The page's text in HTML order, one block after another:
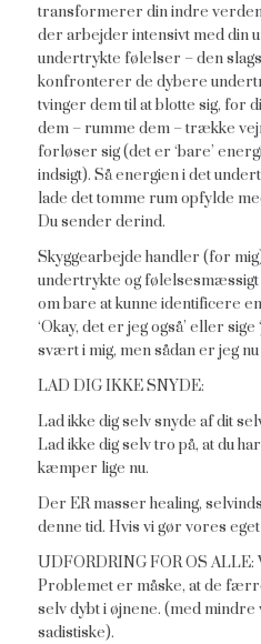
transformerer din indre
der arbejder intensivt med din
undertrykte følelser – den
konfronterer de dybere
tvinger dem til at blotte sig, for
dem – rumme dem – trække
forløser sig (det er ‘bare’
indsigt). Så energien i det
lade det tomme rum opfylde
Du sender derind.
Skyggearbejde handler (for
undertrykte og
om bare at kunne identificere
‘Okay, det er jeg også’ eller
svært i mig, men sådan er jeg nu
LAD DIG IKKE SNYDE:
Lad ikke dig selv snyde af dit
Lad ikke dig selv tro på, at du
kæmper lige nu.
Der ER masser healing,
denne tid. Hvis vi gør vores
UDFORDRING FOR OS
Problemet er måske, at de
selv dybt i øjnene. (med
sadistiske).